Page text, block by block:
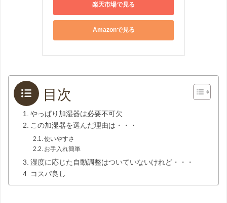
楽天市場で見る
Amazonで見る
目次
やっぱり加湿器は必要不可欠
この加湿器を選んだ理由は・・・
使いやすさ
お手入れ簡単
湿度に応じた自動調整はついていないけれど・・・
コスパ良し